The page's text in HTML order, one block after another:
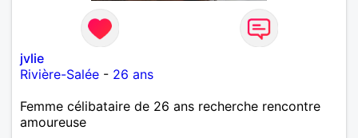
jvlie
Rivière-Salée - 26 ans
Femme célibataire de 26 ans recherche rencontre
amoureuse